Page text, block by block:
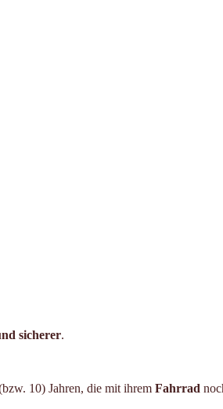
sicherer.
10) Jahren, die mit ihrem Fahrrad